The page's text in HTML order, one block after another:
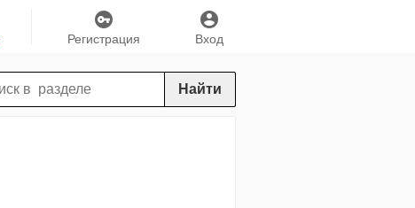
Вход
Регистрация
Найти